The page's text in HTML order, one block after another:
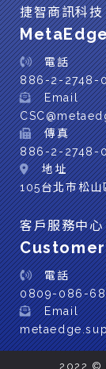
捷智商訊科技
電話
886-2-2748-
Email
傳真
886-2-2748-
地址
105台北巿松山
客戶服務中心
電話
0809-086-
Email
2022 ©